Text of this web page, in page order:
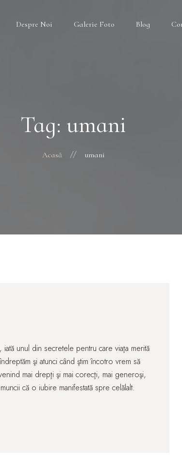
Despre Noi Galerie Foto Blog
Tag: umani
Acasă umani
unul din secretele pentru care viaţa merită
şi atunci când ştim încotro vrem să
mai drepţi şi mai corecţi, mai generoşi,
că o iubire manifestată spre celălalt.